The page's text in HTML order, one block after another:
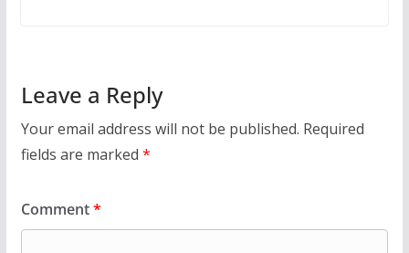
Leave a Reply
Your email address will not be published. Required
fields are marked *
Comment*